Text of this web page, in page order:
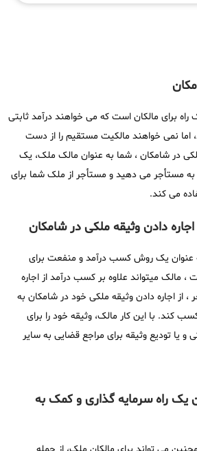
راه برای مالکان است که می خواهند درآمد ثابتی
اما نمی خواهند مالکیت مستقیم را از دست
در شامکان ، شما به عنوان مالک ملک، یک
به مستأجر می دهید و مستأجر از ملک شما برای
می کند.
دادن وثیقه ملکی در شامکان
عنوان یک روش کسب درآمد و منفعت برای
، مالک میتواند علاوه بر کسب درآمد از اجاره
از اجاره دادن وثیقه ملکی خود در شامکان به
کسب کند. با این کار مالک، وثیقه خود را برای
و یا تودیع وثیقه برای مراجع قضایی به سایر
یک راه سرمایه گذاری و کمک به